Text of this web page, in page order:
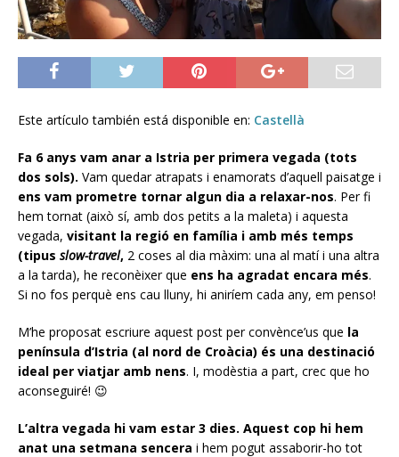
Este artículo también está disponible en: Castellà
Fa 6 anys vam anar a Istria per primera vegada (tots
dos sols). Vam quedar atrapats i enamorats d’aquell paisatge i
ens vam prometre tornar algun dia a relaxar-nos. Per fi
hem tornat (això sí, amb dos petits a la maleta) i aquesta
vegada, visitant la regió en família i amb més temps
(tipus slow-travel, 2 coses al dia màxim: una al matí i una altra
a la tarda), he reconèixer que ens ha agradat encara més.
Si no fos perquè ens cau lluny, hi aniríem cada any, em penso!
M’he proposat escriure aquest post per convènce’us que la
península d’Istria (al nord de Croàcia) és una destinació
ideal per viatjar amb nens. I, modèstia a part, crec que ho
aconseguiré! 😉
L’altra vegada hi vam estar 3 dies. Aquest cop hi hem
anat una setmana sencera i hem pogut assaborir-ho tot